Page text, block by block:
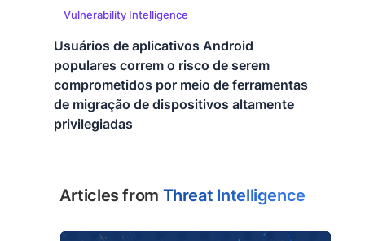
Vulnerability Intelligence
Usuários de aplicativos Android
populares correm o risco de serem
comprometidos por meio de ferramentas
de migração de dispositivos altamente
privilegiadas
Articles from Threat Intelligence